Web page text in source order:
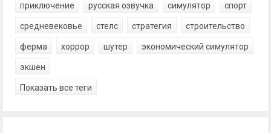
приключение русская озвучка симулятор спорт
средневековье стелс стратегия строительство
ферма хоррор шутер экономический симулятор
экшен
Показать все теги